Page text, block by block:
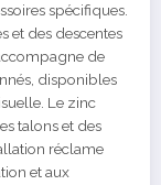
spécifiques.
et des descentes
de
disponibles
Le zinc
talons et des
réclame
et aux